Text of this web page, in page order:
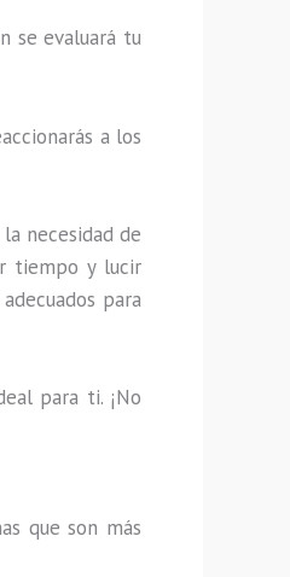
se evaluará tu
a los
necesidad de
tiempo y lucir
para
para ti. ¡No
que son más